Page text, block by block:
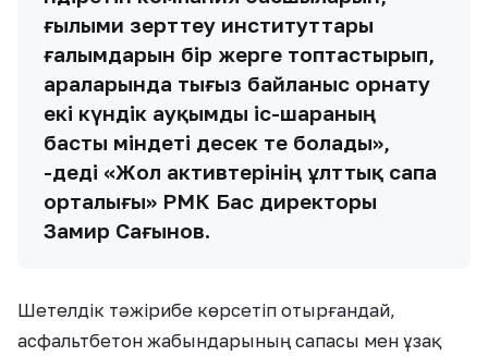
ғылыми зерттеу институттары
ғалымдарын бір жерге топтастырып,
араларында тығыз байланыс орнату
екі күндік ауқымды іс-шараның
басты міндеті десек те болады»,
-деді «Жол активтерінің ұлттық сапа
орталығы» РМК Бас директоры
Замир Сағынов.
Шетелдік тәжірибе көрсетіп отырғандай,
асфальтбетон жабындарының сапасы мен ұзақ